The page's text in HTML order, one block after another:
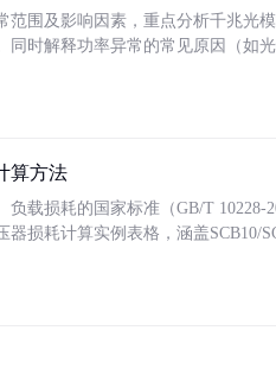
围及影响因素，重点分析千兆光
同时解释功率异常的常见原因（如
算方法
载损耗的国家标准（GB/T 10228-
损耗计算实例表格，涵盖SCB10/